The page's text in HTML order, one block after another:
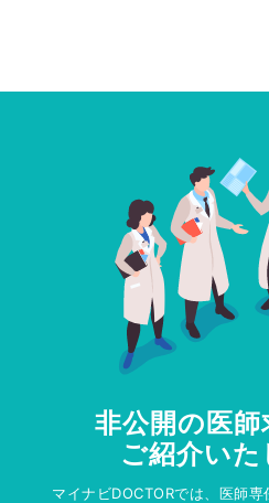
非公開の医師
ご紹介いた
マイナビDOCTORでは、医師